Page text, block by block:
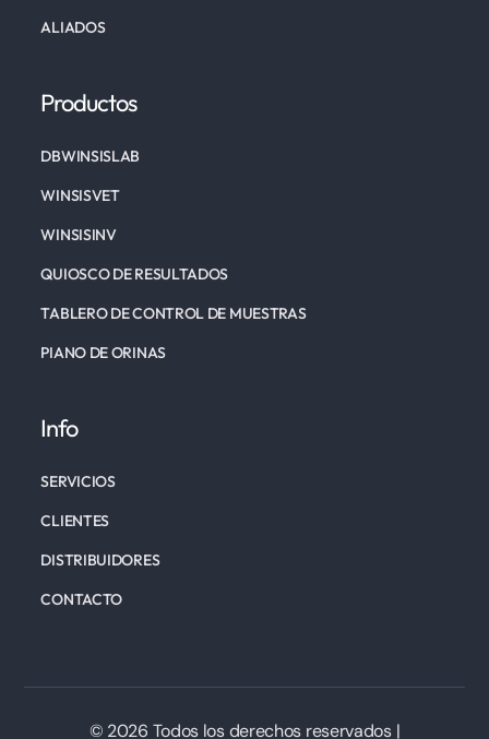
ALIADOS
Productos
DBWINSISLAB
WINSISVET
WINSISINV
QUIOSCO DE RESULTADOS
TABLERO DE CONTROL DE MUESTRAS
PIANO DE ORINAS
Info
SERVICIOS
CLIENTES
DISTRIBUIDORES
CONTACTO
© 2026 Todos los derechos reservados |